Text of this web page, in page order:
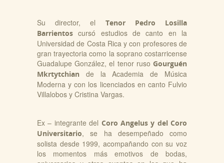
Su director, el Tenor Pedro Losilla
Barrientoscursó estudios de canto en la
Universidad de Costa Rica y con profesores de
gran trayectoria como la soprano costarricense
Guadalupe González, el tenor ruso Gourguén
Mkrtytchian de la Academia de Música
Moderna y con los licenciados en canto Fulvio
Villalobos y Cristina Vargas.
Ex – integrante del Coro Angelus y del Coro
Universitario, se ha desempeñado como
solista desde 1999, acompañando con su voz
los momentos más emotivos de bodas,